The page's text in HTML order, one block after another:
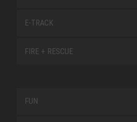
E-TRACK
FIRE + RESCUE
FUN